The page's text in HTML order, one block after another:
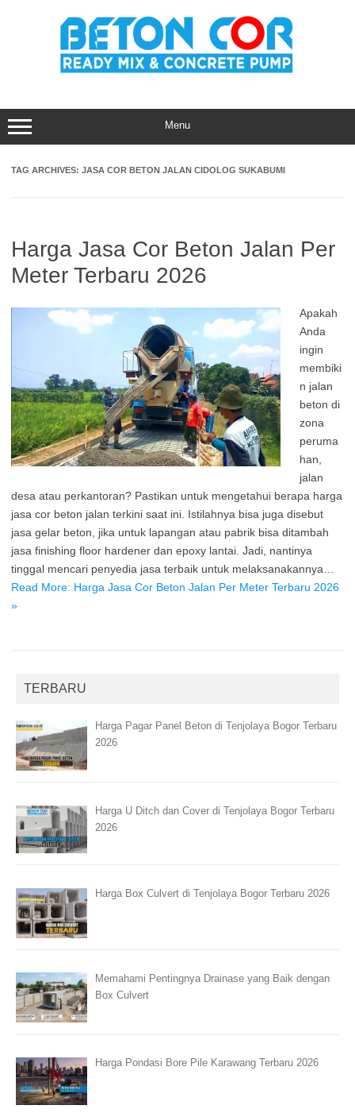
Menu
TAG ARCHIVES: JASA COR BETON JALAN CIDOLOG SUKABUMI
Harga Jasa Cor Beton Jalan Per
Meter Terbaru 2026
Apakah
Anda
ingin
membiki
n jalan
beton di
zona
peruma
han,
jalan
desa atau perkantoran? Pastikan untuk mengetahui berapa harga
jasa cor beton jalan terkini saat ini. Istilahnya bisa juga disebut
jasa gelar beton, jika untuk lapangan atau pabrik bisa ditambah
jasa finishing floor hardener dan epoxy lantai. Jadi, nantinya
tinggal mencari penyedia jasa terbaik untuk melaksanakannya…
Read More: Harga Jasa Cor Beton Jalan Per Meter Terbaru 2026
»
TERBARU
Harga Pagar Panel Beton di Tenjolaya Bogor Terbaru
2026
Harga U Ditch dan Cover di Tenjolaya Bogor Terbaru
2026
Harga Box Culvert di Tenjolaya Bogor Terbaru 2026
Memahami Pentingnya Drainase yang Baik dengan
Box Culvert
Harga Pondasi Bore Pile Karawang Terbaru 2026